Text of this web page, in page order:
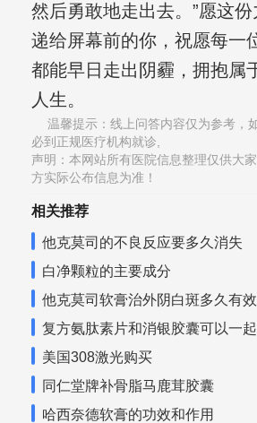
然后勇敢地走出去。”愿这
递给屏幕前的你，祝愿每一
都能早日走出阴霾，拥抱属
人生。
温馨提示：线上问答内容仅为参考，
必到正规医疗机构就诊,
声明：本网站所有医院信息整理仅供大
方实际公布信息为准！
相关推荐
他克莫司的不良反应要多久消失
白净颗粒的主要成分
他克莫司软膏治外阴白斑多久有
复方氨肽素片和消银胶囊可以一起
美国308激光购买
同仁堂牌补骨脂马鹿茸胶囊
哈西奈德软膏的功效和作用